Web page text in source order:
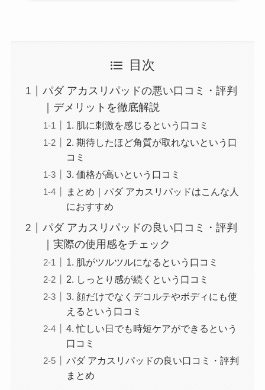
目次
パダ アカスリパッドの悪い口コミ・評判
｜デメリットを徹底解説
1. 肌に刺激を感じるという口コミ
2. 期待したほど角質が取れないという口
コミ
3. 価格が高いという口コミ
まとめ｜パダ アカスリパッドはこんな人
におすすめ
パダ アカスリパッドの良い口コミ・評判
｜実際の使用感をチェック
1. 肌がツルツルになるという口コミ
2. しっとり感が続くという口コミ
3. 顔だけでなくデコルテやボディにも使
えるという口コミ
4. 忙しい日でも時短ケアができるという
口コミ
パダ アカスリパッドの良い口コミ・評判
まとめ